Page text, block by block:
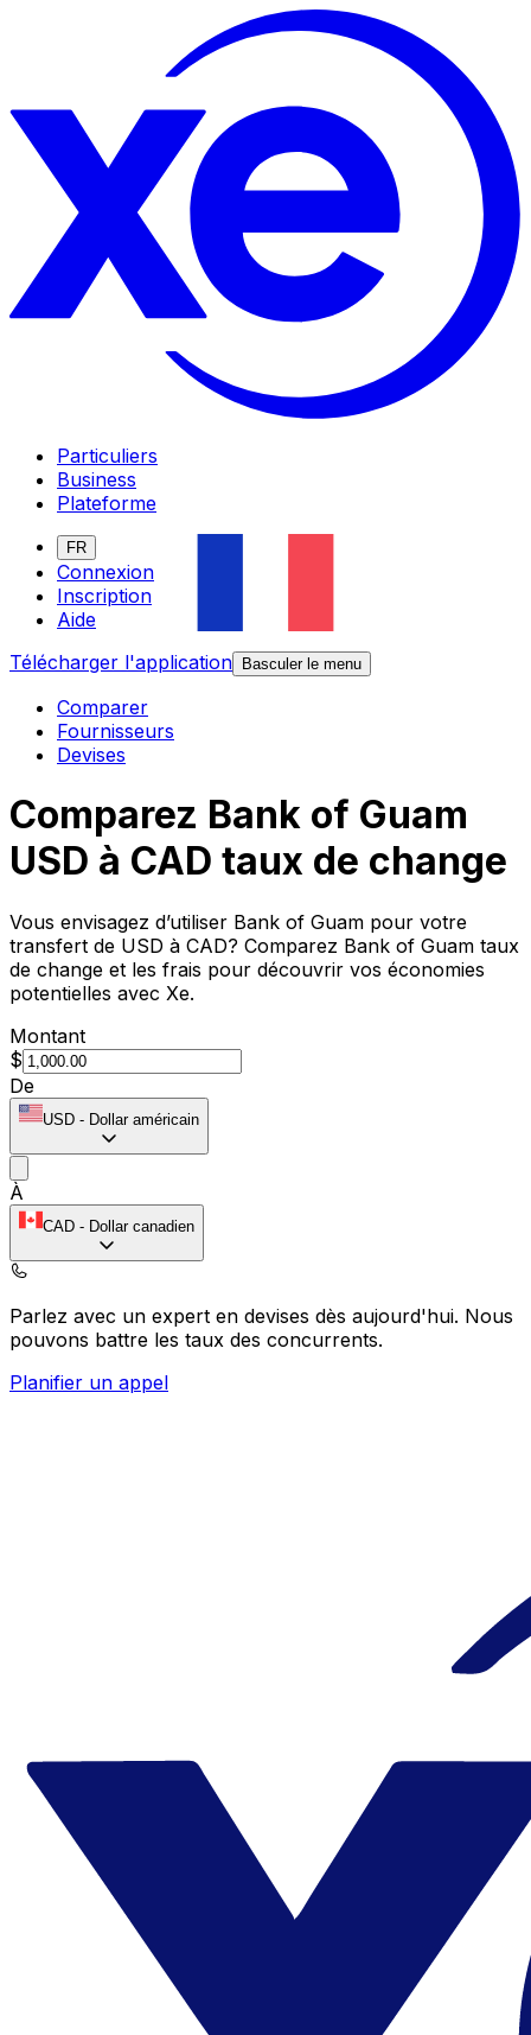
Particuliers
Business
Plateforme
FR
Connexion
Inscription
Aide
Télécharger l'application
Basculer le menu
Comparer
Fournisseurs
Devises
Comparez Bank of Guam
USD à CAD taux de change
Vous envisagez d’utiliser Bank of Guam pour votre
transfert de USD à CAD? Comparez Bank of Guam taux
de change et les frais pour découvrir vos économies
potentielles avec Xe.
Montant
$
De
USD - Dollar américain
À
CAD - Dollar canadien
Parlez avec un expert en devises dès aujourd'hui. Nous
pouvons battre les taux des concurrents.
Planifier un appel